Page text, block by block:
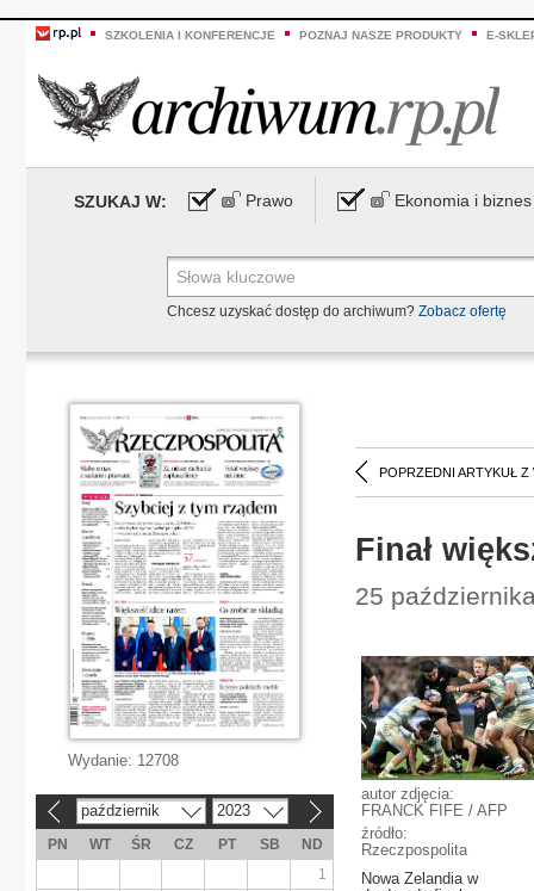
SZKOLENIA I KONFERENCJE POZNAJ NASZE PRODUKTY E-
SZUKAJ W: Prawo Ekonomia i biznes
Chcesz uzyskać dostęp do archiwum? Zobacz ofertę
POPRZEDNI ARTYKUŁ Z
Finał
25
autor zdjęcia:
FRANCK FIFE / AFP
źródło:
Rzeczpospolita
Nowa Zelandia w
Wydanie: 12708
październik 2023
PN WT ŚR CZ PT SB
ND
1